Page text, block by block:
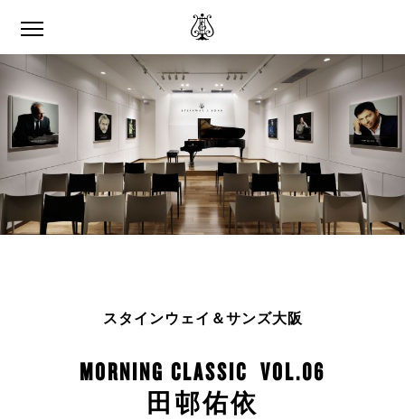
スタインウェイ＆サンズ大阪
MORNING CLASSIC VOL.06
田邨佑依